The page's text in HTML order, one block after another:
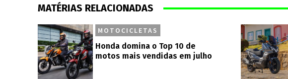
MATÉRIAS RELACIONADAS
MOTOCICLETAS
Honda domina o Top 10 de
motos mais vendidas em julho